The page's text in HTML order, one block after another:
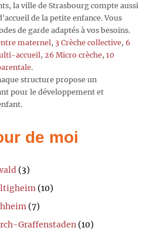
la ville de Strasbourg compte aussi
de la petite enfance. Vous
de garde adaptés à vos besoins.
maternel, 3 Crèche collective, 6
accueil, 26 Micro crèche, 10
.
structure propose un
pour le développement et
de moi
(3)
(10)
(7)
Graffenstaden (10)